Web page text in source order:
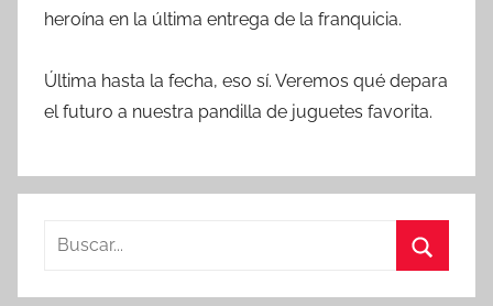
heroína en la última entrega de la franquicia.
Última hasta la fecha, eso sí. Veremos qué depara
el futuro a nuestra pandilla de juguetes favorita.
s